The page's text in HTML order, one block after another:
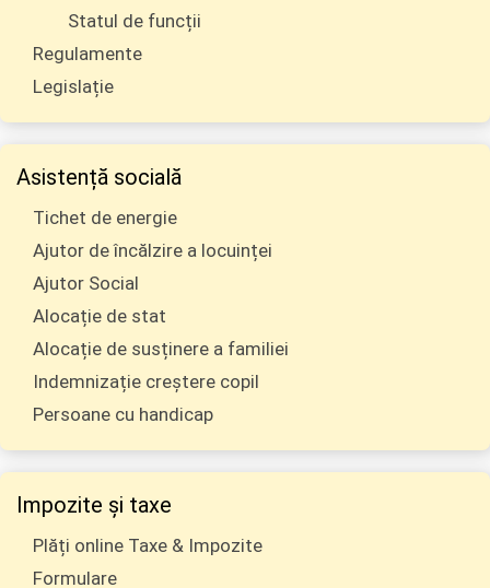
Statul de funcții
Regulamente
Legislație
Asistență socială
Tichet de energie
Ajutor de încălzire a locuinței
Ajutor Social
Alocație de stat
Alocație de susținere a familiei
Indemnizație creștere copil
Persoane cu handicap
Impozite și taxe
Plăți online Taxe & Impozite
Formulare